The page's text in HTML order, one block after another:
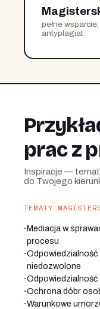
pełne wsparcie,
antyplagiat
prac z
Inspiracje — temat
do Twojego
TEMATY
·Mediacja w
procesu
·
niedozwolone
·Odpowiedzialność
·Ochrona dóbr
·Warunkowe